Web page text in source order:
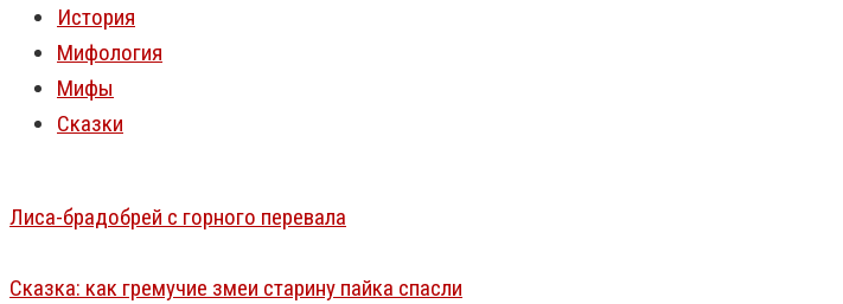
История
Мифология
Мифы
Сказки
Лиса-брадобрей с горного перевала
Сказка: как гремучие змеи старину пайка спасли